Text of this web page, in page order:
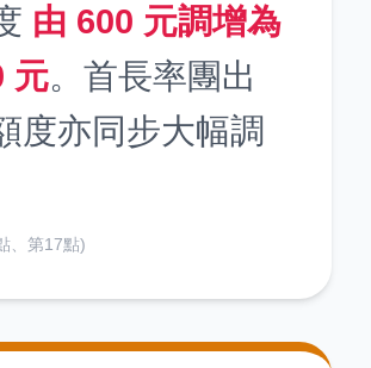
由 600 元調增為
元。首長率團出
度亦同步大幅調
、第17點)